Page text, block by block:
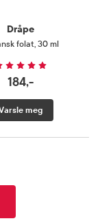
Dråpe
folat, 30 ml
184,-
meg